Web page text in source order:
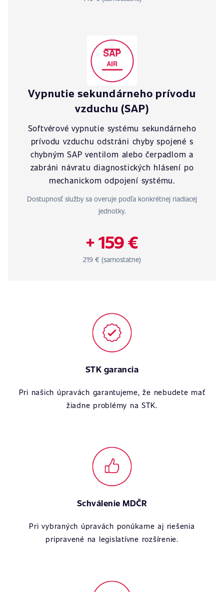
Vypnutie sekundárneho prívodu
vzduchu (SAP)
Softvérové vypnutie systému sekundárneho
prívodu vzduchu odstráni chyby spojené s
chybným SAP ventilom alebo čerpadlom a
zabráni návratu diagnostických hlásení po
mechanickom odpojení systému.
Dostupnosť služby sa overuje podľa konkrétnej riadiacej
jednotky.
+ 159 €
219 € (samostatne)
STK garancia
Pri našich úpravách garantujeme, že nebudete mať
žiadne problémy na STK.
Schválenie MDČR
Pri vybraných úpravách ponúkame aj riešenia
pripravené na legislatívne rozšírenie.